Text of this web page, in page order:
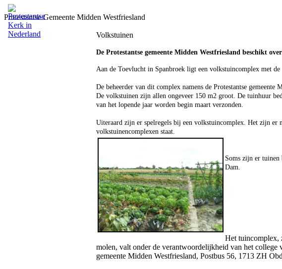
Protestantse Gemeente Midden Westfriesland
Volkstuinen
De Protestantse gemeente Midden Westfriesland beschikt
Aan de Toevlucht in Spanbroek ligt een volkstuincomplex met de
De beheerder van dit complex namens de Protestantse
De volkstuinen zijn allen ongeveer 150 m2 groot. De tuinhuur
van het lopende jaar worden begin maart verzonden.
Uiteraard zijn er spelregels bij een volkstuincomplex. Het zijn er
volkstuinencomplexen staat.
Soms zijn er tuinen
Dam.
Het tuincomplex,
molen, valt onder de verantwoordelijkheid van het college
gemeente Midden Westfriesland, Postbus 56, 1713 ZH